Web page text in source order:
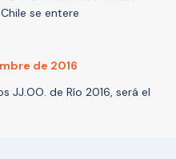
se entere
de 2016
de Río 2016, será el